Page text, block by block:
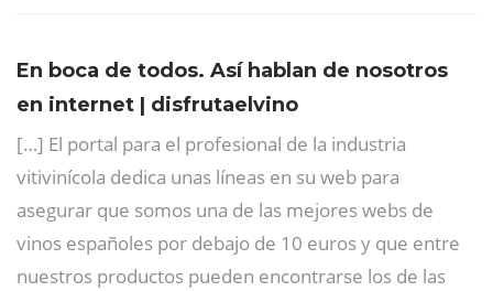
En boca de todos. Así hablan de nosotros
en internet | disfrutaelvino
[…] El portal para el profesional de la industria
vitivinícola dedica unas líneas en su web para
asegurar que somos una de las mejores webs de
vinos españoles por debajo de 10 euros y que entre
nuestros productos pueden encontrarse los de las